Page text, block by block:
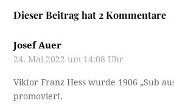
Dieser Beitrag hat 2 Kommentare
Josef Auer
24. Mai 2022 um 14:08 Uhr
Viktor Franz Hess wurde 1906 „Sub
promoviert.